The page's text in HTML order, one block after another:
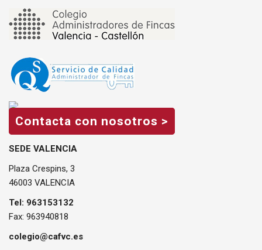
Contacta con nosotros >
SEDE VALENCIA
Plaza Crespins, 3
46003 VALENCIA
Tel: 963153132
Fax: 963940818
colegio@cafvc.es